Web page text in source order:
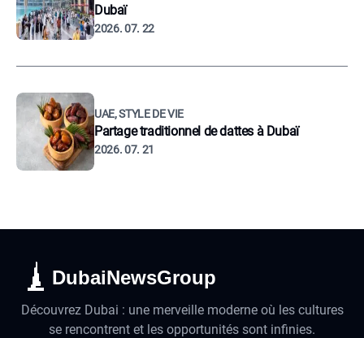
Dubaï
2026. 07. 22
UAE, STYLE DE VIE
Partage traditionnel de dattes à Dubaï
2026. 07. 21
DubaiNewsGroup
Découvrez Dubai : une merveille moderne où les cultures
se rencontrent et les opportunités sont infinies.